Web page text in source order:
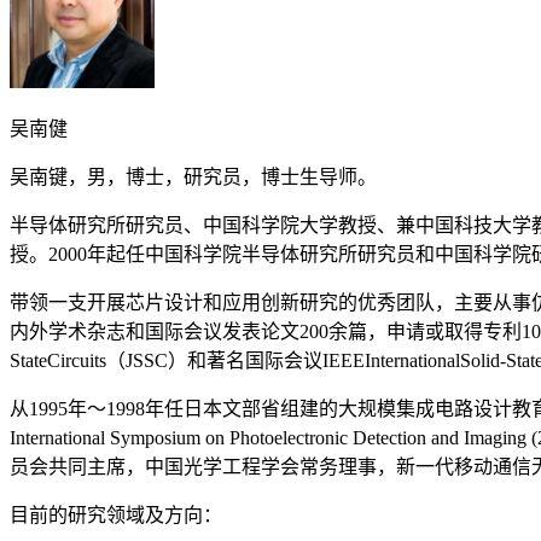
吴南健
吴南键，男，博士，研究员，博士生导师。
半导体研究所研究员、中国科学院大学教授、兼中国科技大
授。2000年起任中国科学院半导体研究所研究员和中国科学
带领一支开展芯片设计和应用创新研究的优秀团队，主要从
内外学术杂志和国际会议发表论文200余篇，申请或取得专利
StateCircuits（JSSC）和著名国际会议IEEEInternationalSolid-
从1995年～1998年任日本文部省组建的大规模集成电路设计
International Symposium on Photoelectronic Detection and
员会共同主席，中国光学工程学会常务理事，新一代移动通
目前的研究领域及方向：